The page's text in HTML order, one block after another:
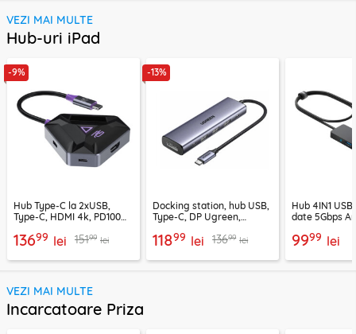
VEZI MAI MULTE
Hub-uri iPad
-9%
Hub Type-C la 2xUSB,
Type-C, HDMI 4k, PD100W,
13699 lei 15199 lei
-13%
Docking station, hub USB,
Type-C, DP Ugreen,
11899 lei 13699 lei
Hub 4IN1
date 5Gbps
9999 lei
VEZI MAI MULTE
Incarcatoare Priza